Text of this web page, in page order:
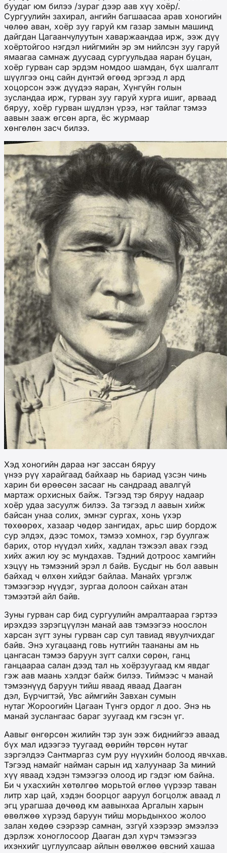
буудаг юм билээ /зураг дээр аав хүү хоёр/.
Сургуулийн захирал, ангийн багшаасаа арав хоногийн
чөлөө аван, хоёр зуу гаруй км газар замын машинд
дайгдан Цагаанчулуутын хаваржаандаа ирж, ээж дүү
хоёртойгоо нэгдэл нийгмийн эр эм нийлсэн зуу гаруй
ямаагаа самнаж дуусаад сургуульдаа яаран буцан,
хоёр гурван сар эрдэм номдоо шамдан, бүх шалгалт
шүүлгээ онц сайн дүнтэй өгөөд эргээд л ард
хоцорсон ээж дүүдээ яаран, Хүнгүйн голын
зусландаа ирж, гурван зуу гаруй хурга ишиг, арваад
бяруу, хоёр гурван шүдлэн үрээ, нэг тайлаг тэмээ
аавын зааж өгсөн арга, ёс журмаар
хөнгөлөн засч билээ.
Хэд хоногийн дараа нэг зассан бяруу
үнээ рүү харайгаад байхаар нь бариад үзсэн чинь
харин би өрөөсөн засааг нь сандраад авалгүй
мартаж орхисных байж. Тэгээд тэр бяруу надаар
хоёр удаа засуулж билээ. За тэгээд л аавын хийж
байсан унаа солих, эмнэг сургах, хонь үхэр
төхөөрөх, хазаар чөдөр зангидах, арьс шир бордож
сур элдэх, дээс томох, тэмээ хомнох, гэр буулгаж
барих, отор нүүдэл хийх, хадлан тэжээл авах гээд
хийх ажил юу эс мундахав. Тэдний дотроос хамгийн
хэцүү нь тэмээний эрэл л байв. Бусдыг нь бол аавын
байхад ч өлхөн хийдэг байлаа. Манайх үргэлж
тэмээгээр нүүдэг, зургаа долоон сайхан атан
тэмээтэй айл байв.
Зуны гурван сар бид сургуулийн амралтаараа гэртээ
ирэхдээ зэрэгцүүлэн манай аав тэмээгээ ноослон
харсан зүгт зуны гурван сар сул тавиад явуулчихдаг
байв. Энэ хугацаанд говь нутгийн таананы ам нь
цангасан тэмээ баруун зүгт салхи сөрөн, ганц
ганцаараа салан дээд тал нь хоёрзуугаад км явдаг
гэж аав маань хэлдэг байж билээ. Тиймээс ч манай
тэмээнүүд баруун тийш яваад яваад Дааган
дэл, Бүрчигтэй, Увс аймгийн Завхан сумын
нутаг Жороогийн Цагаан Түнгэ ордог л доо. Энэ нь
манай зуслангаас бараг зуугаад км гэсэн үг.
Аавыг өнгөрсөн жилийн тэр зун ээж биднийгээ аваад
бүх мал идээгээ туугаад өөрийн төрсөн нутаг
зэргэлдээ Сантмаргаз сум руу нүүхийн болоод явчхав.
Тэгээд намайг найман сарын ид халуунаар За миний
хүү яваад хэдэн тэмээгээ олоод ир гэдэг юм байна.
Би ч ухасхийн хөтөлгөө морьтой өглөө үүрээр таван
литр хар цай, хэдэн боорцог ааруул богцолж аваад л
эгц урагшаа дөчөөд км аавынхаа Аргалын харын
өвөлжөө хүрээд баруун тийш морьдынхоо жолоо
залан хөдөө сээрээр самнан, эзгүй хээрээр эмээлээ
дэрлэж хоноглосоор Дааган дэл хүрч тэмээгээ
ихэнхийг цуглуулсаар айлын өвөлжөө өвсний хашаа